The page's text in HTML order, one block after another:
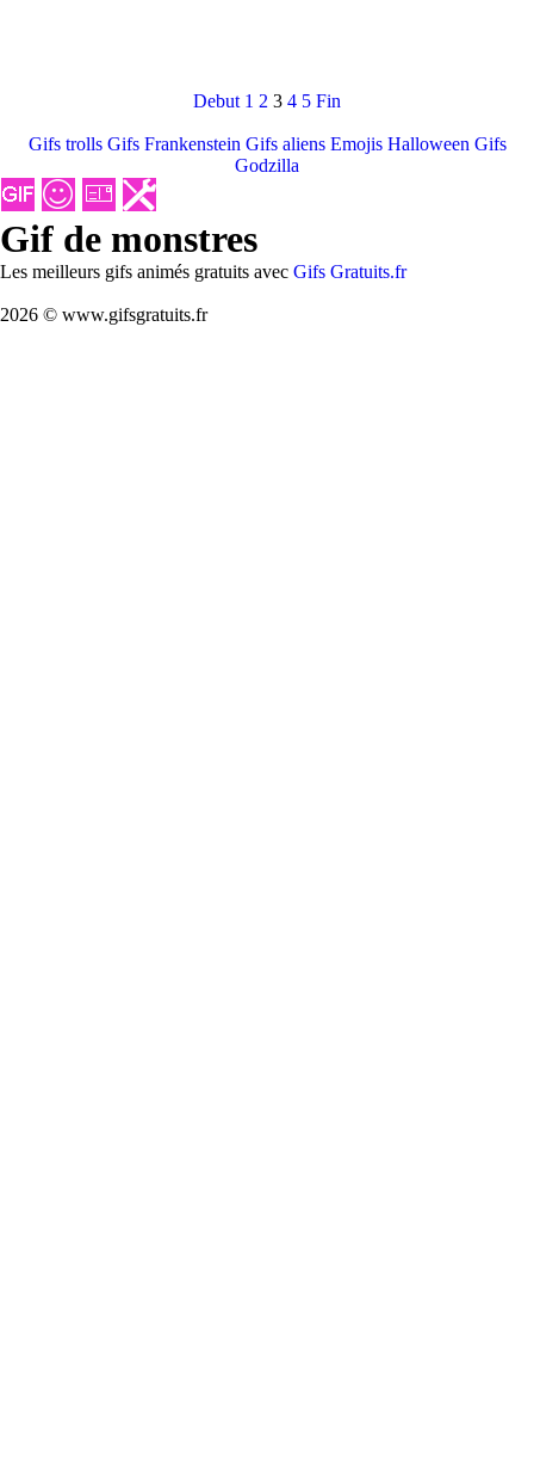
Debut 1 2 3 4 5 Fin
Gifs trolls Gifs Frankenstein Gifs aliens Emojis Halloween Gifs
Godzilla
Gif de monstres
Les meilleurs gifs animés gratuits avec Gifs Gratuits.fr
2026 © www.gifsgratuits.fr